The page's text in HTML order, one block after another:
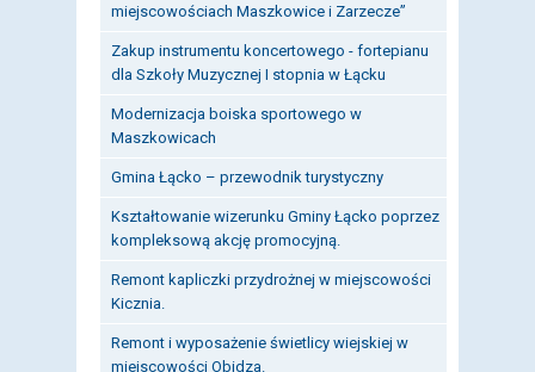
miejscowościach Maszkowice i Zarzecze”
Zakup instrumentu koncertowego - fortepianu
dla Szkoły Muzycznej I stopnia w Łącku
Modernizacja boiska sportowego w
Maszkowicach
Gmina Łącko – przewodnik turystyczny
Kształtowanie wizerunku Gminy Łącko poprzez
kompleksową akcję promocyjną.
Remont kapliczki przydrożnej w miejscowości
Kicznia.
Remont i wyposażenie świetlicy wiejskiej w
miejscowości Obidza.